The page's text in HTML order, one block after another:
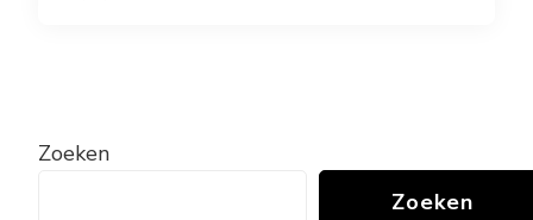
Zoeken
Zoeken